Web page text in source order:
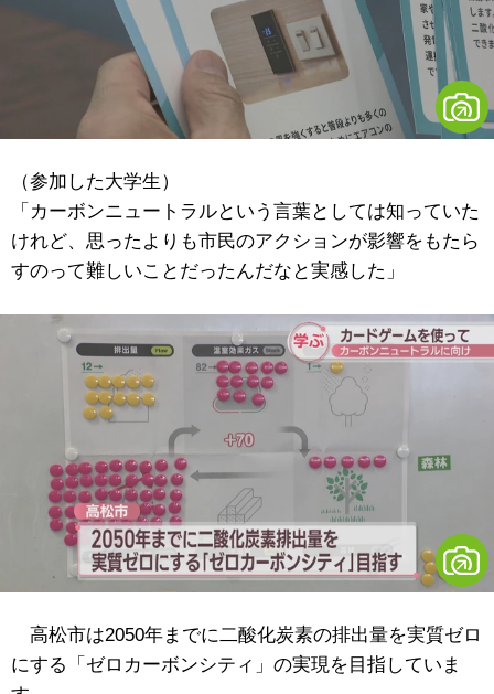
（参加した大学生）
「カーボンニュートラルという言葉としては知っていた
けれど、思ったよりも市民のアクションが影響をもたら
すのって難しいことだったんだなと実感した」
高松市は2050年までに二酸化炭素の排出量を実質ゼロ
にする「ゼロカーボンシティ」の実現を目指していま